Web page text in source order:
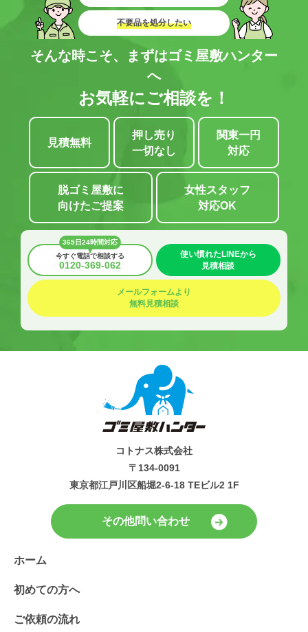
不要品を処分したい
そんな時こそ、まずはゴミ屋敷ハンター
へ
お気軽にご相談を！
見積無料
関東一円
対応
脱ゴミ屋敷に
向けたご提案
女性スタッフ
対応OK
押し売り
一切なし
365日24時間対応
今すぐ電話で相談する
0120-369-062
使い慣れたLINEから
見積相談
メールフォームより
無料見積相談
コトナス株式会社
〒134-0091
東京都江戸川区船堀2-6-18 TEビル2 1F
その他問い合わせ
ホーム
初めての方へ
ご依頼の流れ